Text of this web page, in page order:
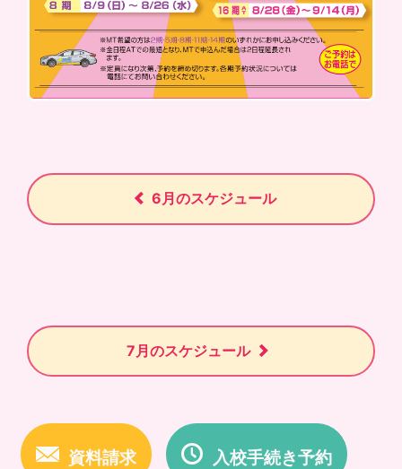
6月のスケジュール
7月のスケジュール
資料請求 入校手続き予約